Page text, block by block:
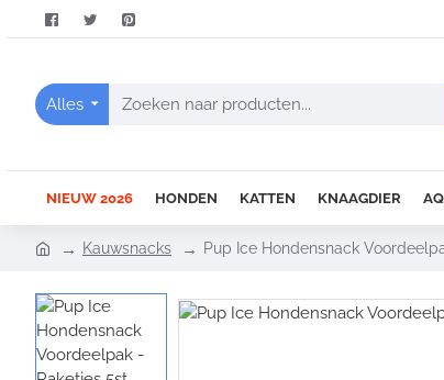
Alles
Zoeken
NIEUW 2026 HONDEN KATTEN KNAAGDIER
m
e
Kauwsnacks Pup Ice Hondensnack